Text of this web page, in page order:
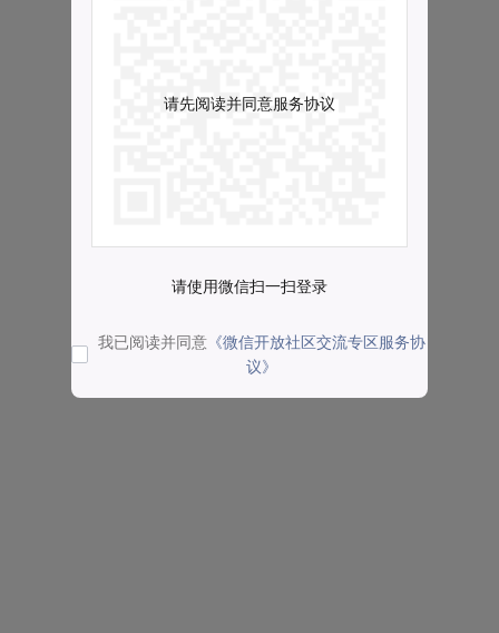
请先阅读并同意服务协议
请使用微信扫一扫登录
我已阅读并同意 《微信开放社区交流专区服务协
议》